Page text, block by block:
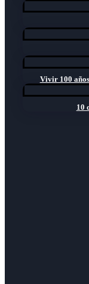
Vivir 100
10